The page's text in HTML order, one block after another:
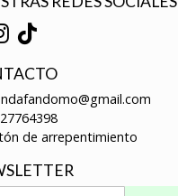
de arrepentimiento